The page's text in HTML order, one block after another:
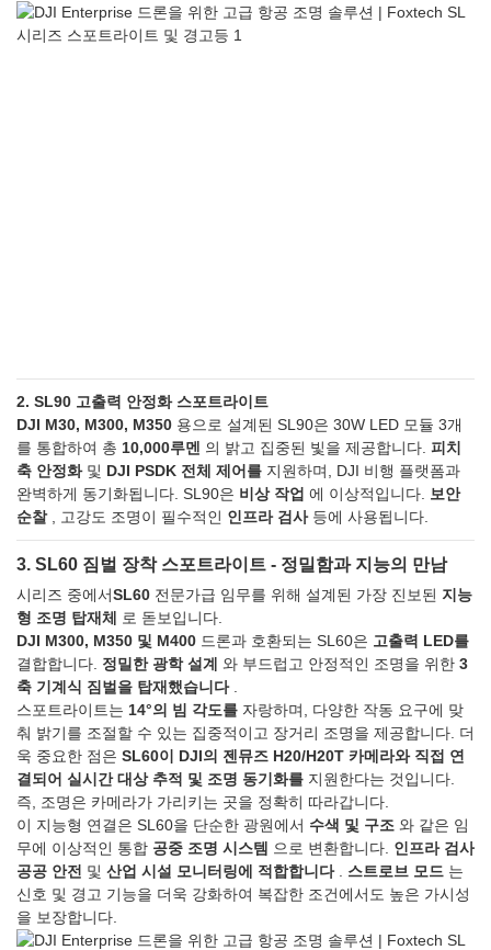
2. SL90 고출력 안정화 스포트라이트
DJI M30, M300, M350 용으로 설계된 SL90은 30W LED 모듈 3개
를 통합하여 총 10,000루멘 의 밝고 집중된 빛을 제공합니다. 피치
축 안정화및 DJI PSDK 전체 제어를 지원하며, DJI 비행 플랫폼과
완벽하게 동기화됩니다. SL90은 비상 작업 에 이상적입니다. 보안
순찰, 고강도 조명이 필수적인 인프라 검사등에 사용됩니다.
3. SL60 짐벌 장착 스포트라이트 - 정밀함과 지능의 만남
시리즈 중에서SL60 전문가급 임무를 위해 설계된 가장 진보된 지능
형 조명 탑재체 로 돋보입니다.
DJI M300, M350 및 M400 드론과 호환되는 SL60은 고출력 LED를
결합합니다. 정밀한 광학 설계 와 부드럽고 안정적인 조명을 위한 3
축 기계식 짐벌을 탑재했습니다.
스포트라이트는 14°의 빔 각도를 자랑하며, 다양한 작동 요구에 맞
춰 밝기를 조절할 수 있는 집중적이고 장거리 조명을 제공합니다. 더
욱 중요한 점은 SL60이 DJI의 젠뮤즈 H20/H20T 카메라와 직접 연
결되어 실시간 대상 추적 및 조명 동기화를 지원한다는 것입니다.
즉, 조명은 카메라가 가리키는 곳을 정확히 따라갑니다.
이 지능형 연결은 SL60을 단순한 광원에서 수색 및 구조 와 같은 임
무에 이상적인 통합 공중 조명 시스템 으로 변환합니다. 인프라 검사
공공 안전 및 산업 시설 모니터링에 적합합니다. 스트로브 모드 는
신호 및 경고 기능을 더욱 강화하여 복잡한 조건에서도 높은 가시성
을 보장합니다.